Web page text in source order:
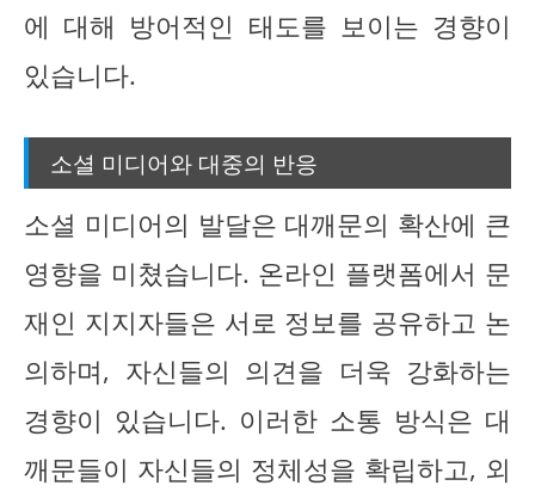
에 대해 방어적인 태도를 보이는 경향이
있습니다.
소셜 미디어와 대중의 반응
소셜 미디어의 발달은 대깨문의 확산에 큰
영향을 미쳤습니다. 온라인 플랫폼에서 문
재인 지지자들은 서로 정보를 공유하고 논
의하며, 자신들의 의견을 더욱 강화하는
경향이 있습니다. 이러한 소통 방식은 대
깨문들이 자신들의 정체성을 확립하고, 외